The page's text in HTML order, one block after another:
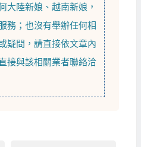
大陸新娘 、越南新娘 ，
務；也沒有舉辦任何相
疑問，請直接依文章內
接與該相關業者聯絡洽